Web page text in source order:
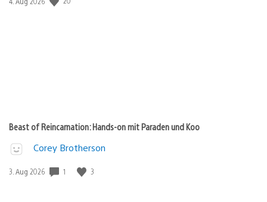
Beast of Reincarnation: Hands-on mit Paraden und Koo
Corey Brotherson
Veröffentlichungsdatum:
3. Aug 2026 1 3